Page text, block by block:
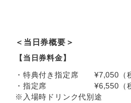
＜当日券概要＞
【当日券料金】
・特典付き指定席 ¥7,050（
・指定席 ¥6,550（税
※入場時ドリンク代別途